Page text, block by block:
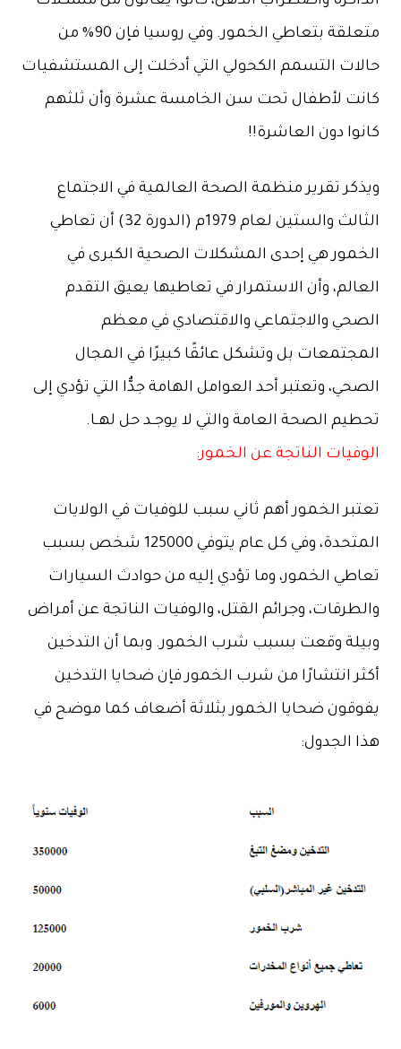
متعلقة بتعاطي الخمور. وفي روسيا فإن 90% من
حالات التسمم الكحولي التي أدخلت إلى المستشفيات
كانت لأطفال تحت سن الخامسة عشرة وأن ثلثهم
كانوا دون العاشرة!!
ويذكر تقرير منظمة الصحة العالمية في الاجتماع
الثالث والستين لعام 1979م (الدورة 32) أن تعاطي
الخمور هي إحدى المشكلات الصحية الكبرى في
العالم، وأن الاستمرار في تعاطيها يعيق التقدم
الصحي والاجتماعي والاقتصادي في معظم
المجتمعات بل وتشكل عائقًا كبيرًا في المجال
الصحي، وتعتبر أحد العوامل الهامة جدٌّا التي تؤدي إلى
تحطيم الصحة العامة والتي لا يوجـد حل لهـا.
الوفيات الناتجة عن الخمور:
تعتبر الخمور أهم ثاني سبب للوفيات في الولايات
المتحدة، وفي كل عام يتوفي 125000 شخص بسبب
تعاطي الخمور، وما تؤدي إليه من حوادث السيارات
والطرقات، وجرائم القتل، والوفيات الناتجة عن أمراض
وبيلة وقعت بسبب شرب الخمور. وبما أن التدخين
أكثر انتشارًا من شرب الخمور فإن ضحايا التدخين
يفوقون ضحايا الخمور بثلاثة أضعاف كما موضح في
هذا الجدول: